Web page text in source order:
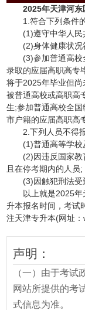
2025年天津河
1.符合下列条件的
(1)遵守中华人民
(2)身体健康状况
(3)参加普通高校全
录取的应届高职高专
将于2025年毕业但尚
被普通高校或高职高
生;参加普通高校全
市户籍的应届高职高
2.下列人员不得
(1)普通高等学校
(2)因违反国家教育
且在停考期内的人员;
(3)因触犯刑法受到
以上就是2025年天
升本报名时间，考试
注天津专升本(网址
声明：
（一）由于考试
网站所提供的考
式信息为准。